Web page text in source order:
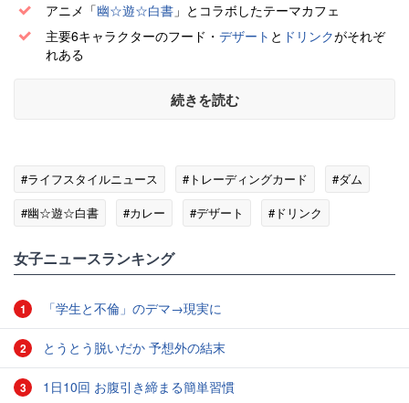
アニメ「幽☆遊☆白書 」とコラボしたテーマカフェ
主要6キャラクターのフード・ デザート と ドリンクがそれぞ
れある
続きを読む
#ライフスタイルニュース #トレーディングカード
#ダム
#幽☆遊☆白書
#カレー #デザート #ドリンク
女子ニュースランキング
1 「学生と不倫」のデマ→現実に
2 とうとう脱いだか 予想外の結末
3 1日10回 お腹引き締まる簡単習慣